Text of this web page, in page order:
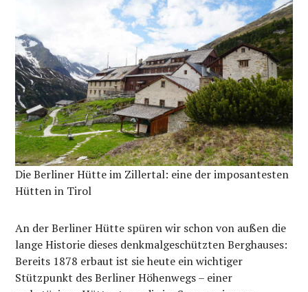
Die Berliner Hütte im Zillertal: eine der imposantesten
Hütten in Tirol
An der Berliner Hütte spüren wir schon von außen die
lange Historie dieses denkmalgeschützten Berghauses:
Bereits 1878 erbaut ist sie heute ein wichtiger
Stützpunkt des Berliner Höhenwegs – einer